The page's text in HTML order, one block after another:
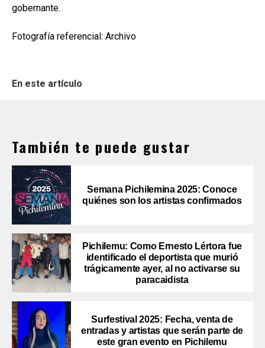
gobernante.
Fotografía referencial: Archivo
En este artículo
También te puede gustar
Semana Pichilemina 2025: Conoce
quiénes son los artistas confirmados
Pichilemu: Como Ernesto Lértora fue
identificado el deportista que murió
trágicamente ayer, al no activarse su
paracaidista
Surfestival 2025: Fecha, venta de
entradas y artistas que serán parte de
este gran evento en Pichilemu